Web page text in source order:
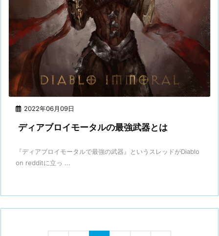
2022年06月09日
ディアブロイモータルの最強武器とは
『ディアブロイモータルで最強の武器』というスレッドがDiablo
on redditに立っ ...